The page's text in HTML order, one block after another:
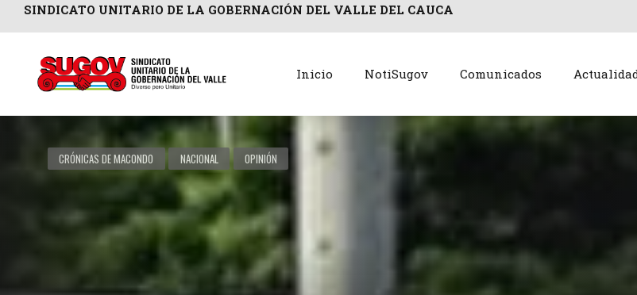
SINDICATO UNITARIO DE LA GOBERNACIÓN DEL VALLE DEL CAUCA
Inicio NotiSugov Comunicados
CRÓNICAS DE MACONDO NACIONAL OPINIÓN